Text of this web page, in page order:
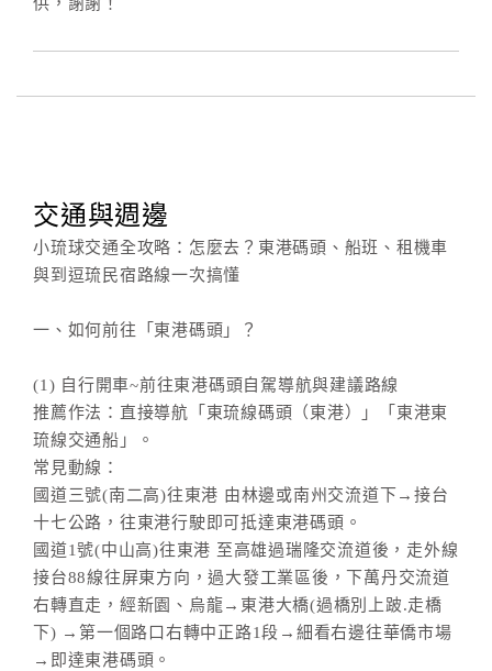
交通與週邊
小琉球交通全攻略：怎麼去？東港碼頭、船班、租機車
與到逗琉民宿路線一次搞懂
一、如何前往「東港碼頭」？
(1) 自行開車~前往東港碼頭自駕導航與建議路線
推薦作法：直接導航「東琉線碼頭（東港）」「東港東
琉線交通船」。
常見動線：
國道三號(南二高)往東港 由林邊或南州交流道下→接台
十七公路，往東港行駛即可抵達東港碼頭。
國道1號(中山高)往東港 至高雄過瑞隆交流道後，走外線
接台88線往屏東方向，過大發工業區後，下萬丹交流道
右轉直走，經新園、烏龍→東港大橋(過橋別上跛.走橋
下) →第一個路口右轉中正路1段→細看右邊往華僑市場
→即達東港碼頭。